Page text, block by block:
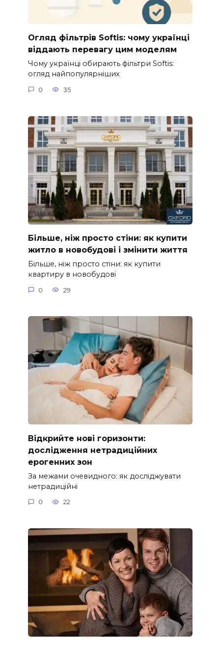
Огляд фільтрів Softis: чому українці
віддають перевагу цим моделям
Чому українці обирають фільтри Softis:
огляд найпопулярніших
0 35
Більше, ніж просто стіни: як купити
житло в новобудові і змінити життя
Більше, ніж просто стіни: як купити
квартиру в новобудові
0 29
Відкрийте нові горизонти:
дослідження нетрадиційних
ерогенних зон
За межами очевидного: як досліджувати
нетрадиційні
0 22